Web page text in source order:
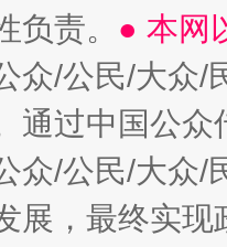
负责。 ● 本网
众/公民/大众
通过中国公
众/公民/大众
展，最终实